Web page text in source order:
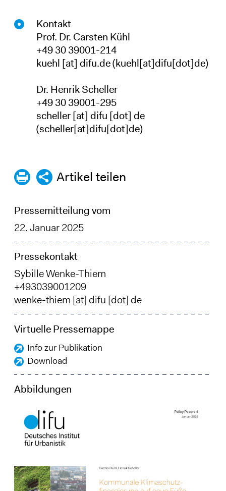
Kontakt
Prof. Dr. Carsten Kühl
+49 30 39001-214
kuehl [at] difu.de(kuehl[at]difu[dot]de)
Dr. Henrik Scheller
+49 30 39001-295
scheller[at] difu [dot] de
(scheller[at]difu[dot]de)
Artikel teilen
Pressemitteilung vom
22. Januar 2025
Pressekontakt
Sybille Wenke-Thiem
+493039001209
wenke-thiem [at]difu [dot]de
Virtuelle Pressemappe
Info zur Publikation
Download
Abbildungen